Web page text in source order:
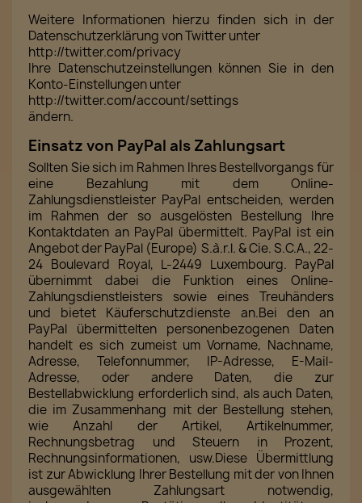
Weitere Informationen hierzu finden sich in der
Datenschutzerklärung von Twitter unter
http://twitter.com/privacy
Ihre Datenschutzeinstellungen können Sie in den
Konto-Einstellungen unter
http://twitter.com/account/settings
ändern.
Einsatz von PayPal als Zahlungsart
Sollten Sie sich im Rahmen Ihres Bestellvorgangs für
eine Bezahlung mit dem Online-
Zahlungsdienstleister PayPal entscheiden, werden
im Rahmen der so ausgelösten Bestellung Ihre
Kontaktdaten an PayPal übermittelt. PayPal ist ein
Angebot der PayPal (Europe) S.à.r.l. & Cie. S.C.A., 22-
24 Boulevard Royal, L-2449 Luxembourg. PayPal
übernimmt dabei die Funktion eines Online-
Zahlungsdienstleisters sowie eines Treuhänders
und bietet Käuferschutzdienste an.Bei den an
PayPal übermittelten personenbezogenen Daten
handelt es sich zumeist um Vorname, Nachname,
Adresse, Telefonnummer, IP-Adresse, E-Mail-
Adresse, oder andere Daten, die zur
Bestellabwicklung erforderlich sind, als auch Daten,
die im Zusammenhang mit der Bestellung stehen,
wie Anzahl der Artikel, Artikelnummer,
Rechnungsbetrag und Steuern in Prozent,
Rechnungsinformationen, usw.Diese Übermittlung
ist zur Abwicklung Ihrer Bestellung mit der von Ihnen
ausgewählten Zahlungsart notwendig,